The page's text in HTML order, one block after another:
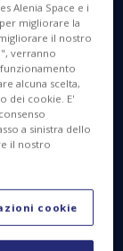
che mira a
il 2030,
di
e servizi
Alenia Space e i
migliorare la
il nostro
verranno
alcuna scelta,
dei cookie. E'
a sinistra dello
il nostro
cookie